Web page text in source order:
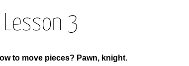
Lesson 3
to move pieces? Pawn, knight.